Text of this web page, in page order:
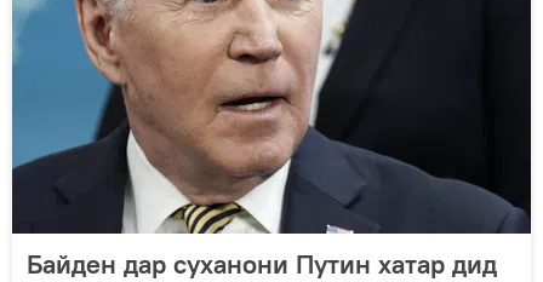
Байден дар суханони Путин хатар дид